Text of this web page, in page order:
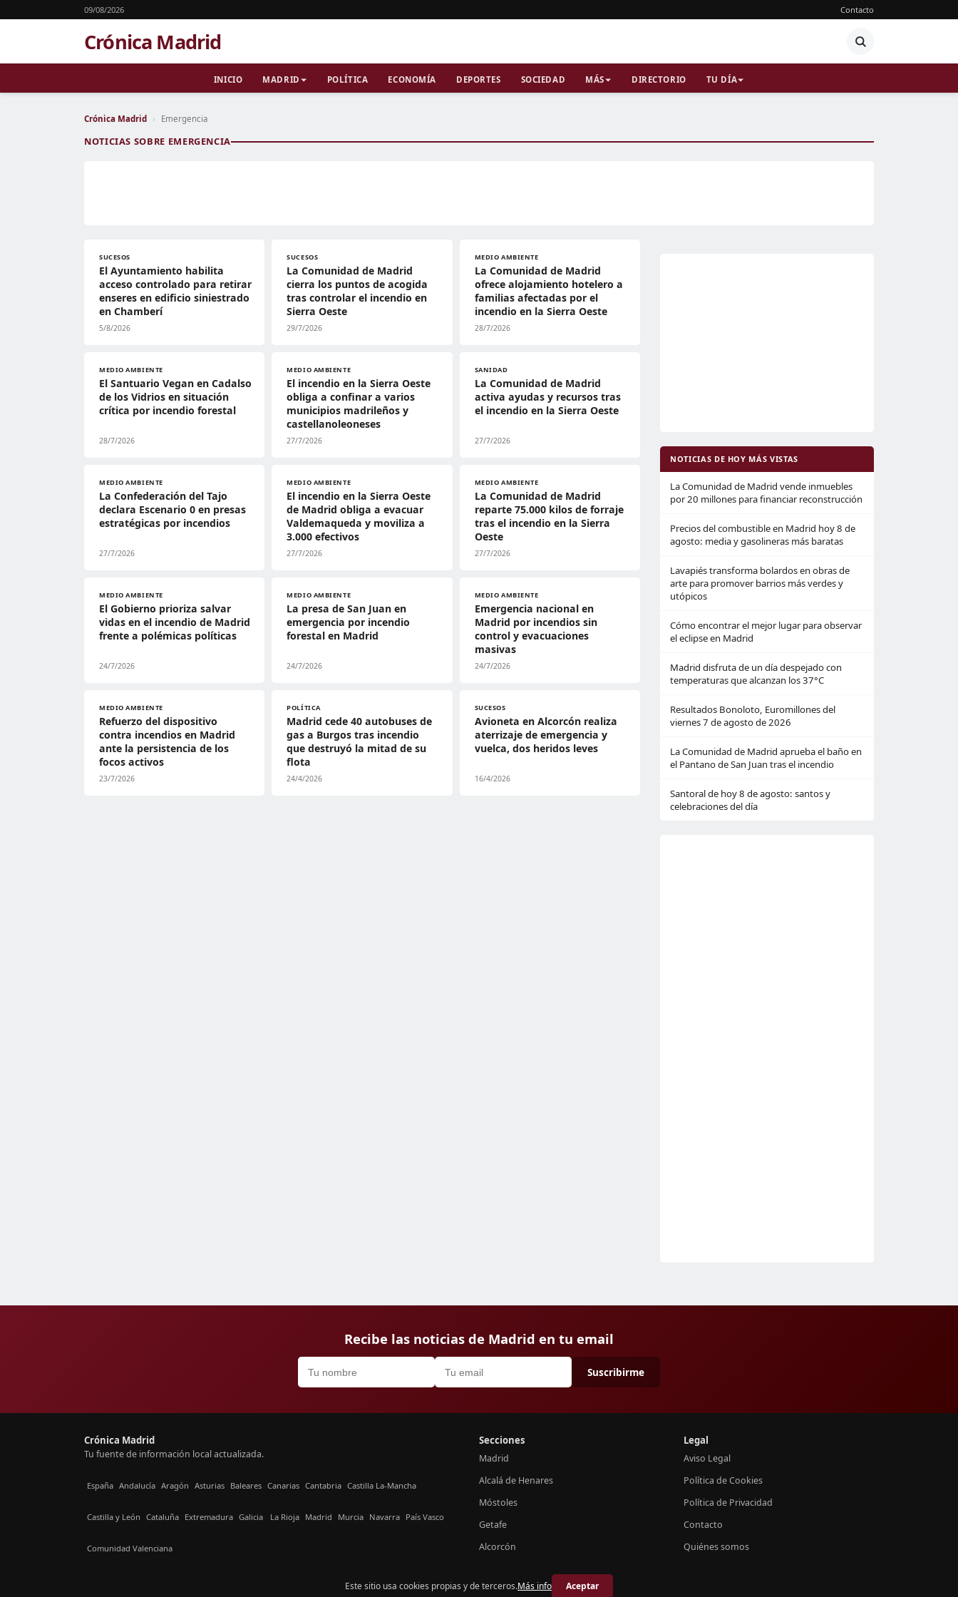
09/08/2026 Contacto
Crónica Madrid
INICIO MADRID POLÍTICA ECONOMÍA DEPORTES SOCIEDAD MÁS DIRECTORIO TU DÍA
Crónica Madrid › Emergencia
NOTICIAS SOBRE EMERGENCIA
SUCESOS
El Ayuntamiento habilita
acceso controlado para retirar
enseres en edificio siniestrado
en Chamberí
5/8/2026
SUCESOS
La Comunidad de Madrid
cierra los puntos de acogida
tras controlar el incendio en
Sierra Oeste
29/7/2026
MEDIO AMBIENTE
La Comunidad de Madrid
ofrece alojamiento hotelero a
familias afectadas por el
incendio en la Sierra Oeste
28/7/2026
MEDIO AMBIENTE
El Santuario Vegan en Cadalso
de los Vidrios en situación
crítica por incendio forestal
28/7/2026
MEDIO AMBIENTE
El incendio en la Sierra Oeste
obliga a confinar a varios
municipios madrileños y
castellanoleoneses
27/7/2026
SANIDAD
La Comunidad de Madrid
activa ayudas y recursos tras
el incendio en la Sierra Oeste
27/7/2026
MEDIO AMBIENTE
La Confederación del Tajo
declara Escenario 0 en presas
estratégicas por incendios
27/7/2026
MEDIO AMBIENTE
El incendio en la Sierra Oeste
de Madrid obliga a evacuar
Valdemaqueda y moviliza a
3.000 efectivos
27/7/2026
MEDIO AMBIENTE
La Comunidad de Madrid
reparte 75.000 kilos de forraje
tras el incendio en la Sierra
Oeste
27/7/2026
MEDIO AMBIENTE
El Gobierno prioriza salvar
vidas en el incendio de Madrid
frente a polémicas políticas
24/7/2026
MEDIO AMBIENTE
La presa de San Juan en
emergencia por incendio
forestal en Madrid
24/7/2026
MEDIO AMBIENTE
Emergencia nacional en
Madrid por incendios sin
control y evacuaciones
masivas
24/7/2026
MEDIO AMBIENTE
Refuerzo del dispositivo
contra incendios en Madrid
ante la persistencia de los
focos activos
23/7/2026
POLÍTICA
Madrid cede 40 autobuses de
gas a Burgos tras incendio
que destruyó la mitad de su
flota
24/4/2026
SUCESOS
Avioneta en Alcorcón realiza
aterrizaje de emergencia y
vuelca, dos heridos leves
16/4/2026
NOTICIAS DE HOY MÁS VISTAS
La Comunidad de Madrid vende inmuebles
por 20 millones para financiar reconstrucción
Precios del combustible en Madrid hoy 8 de
agosto: media y gasolineras más baratas
Lavapiés transforma bolardos en obras de
arte para promover barrios más verdes y
utópicos
Cómo encontrar el mejor lugar para observar
el eclipse en Madrid
Madrid disfruta de un día despejado con
temperaturas que alcanzan los 37°C
Resultados Bonoloto, Euromillones del
viernes 7 de agosto de 2026
La Comunidad de Madrid aprueba el baño en
el Pantano de San Juan tras el incendio
Santoral de hoy 8 de agosto: santos y
celebraciones del día
Recibe las noticias de Madrid en tu email
Suscribirme
Crónica Madrid
Tu fuente de información local actualizada.
España Andalucía Aragón Asturias Baleares Canarias Cantabria Castilla La-Mancha
Castilla y León Cataluña Extremadura Galicia La Rioja Madrid Murcia Navarra País Vasco
Comunidad Valenciana
Secciones
Madrid
Alcalá de Henares
Móstoles
Getafe
Alcorcón
Legal
Aviso Legal
Política de Cookies
Política de Privacidad
Contacto
Quiénes somos
© 2026 Crónica Madrid
Este sitio usa cookies propias y de terceros.Más info Aceptar